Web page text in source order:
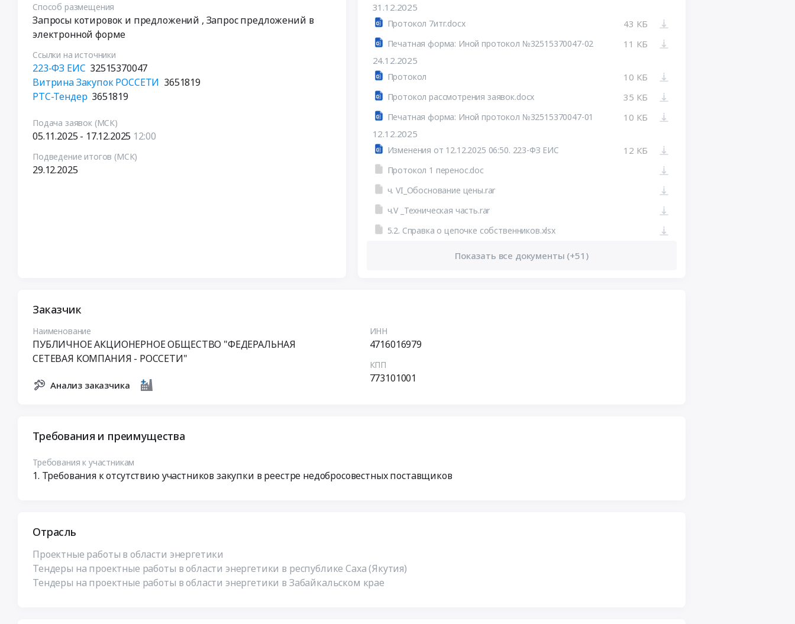
Способ размещения
Запросы котировок и предложений , Запрос предложений в
электронной форме
Ссылки на источники
223-ФЗ ЕИС 32515370047
Витрина Закупок РОССЕТИ 3651819
РТС-Тендер 3651819
Подача заявок (МСК)
05.11.2025 - 17.12.2025 12:00
Подведение итогов (МСК)
29.12.2025
31.12.2025
Протокол 7итг.docx 43 КБ
Печатная форма: Иной протокол №32515370047-02
11 КБ
24.12.2025
Протокол 10 КБ
Протокол рассмотрения заявок.docx 35 КБ
Печатная форма: Иной протокол №32515370047-01
10 КБ
12.12.2025
Изменения от 12.12.2025 06:50. 223-ФЗ ЕИС 12 КБ
Протокол 1 перенос.doc
ч. VI_Обоснование цены.rar
ч.V _Техническая часть.rar
5.2. Справка о цепочке собственников.xlsx
Показать все документы (+51)
Заказчик
Наименование
ПУБЛИЧНОЕ АКЦИОНЕРНОЕ ОБЩЕСТВО "ФЕДЕРАЛЬНАЯ
СЕТЕВАЯ КОМПАНИЯ - РОССЕТИ"
Анализ заказчика
ИНН
4716016979
КПП
773101001
Требования и преимущества
Требования к участникам
Требования к отсутствию участников закупки в реестре недобросовестных поставщиков
Отрасль
Проектные работы в области энергетики
Тендеры на проектные работы в области энергетики в республике Саха (Якутия)
Тендеры на проектные работы в области энергетики в Забайкальском крае